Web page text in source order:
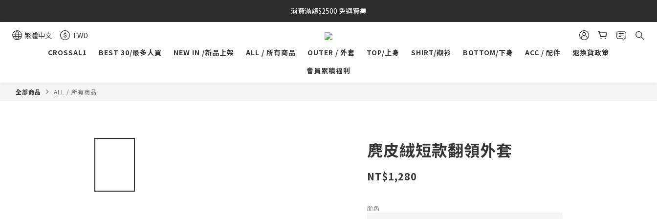
消費滿額$2500 免運費🚚
繁體中文
TWD
CROSSAL1
BEST 30/最多人買 NEW IN /新品上架 ALL / 所有商品 OUTER / 外套 TOP/上身 SHIRT/襯衫 BOTTOM/下身 ACC / 配件
退換貨政策
會員累積福利
全部商品 ALL / 所有商品
麂皮絨短款翻領外套
NT$1,280
顏色